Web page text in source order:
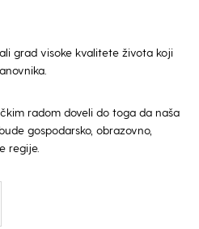
grad visoke kvalitete života koji
radom doveli do toga da naša
gospodarsko, obrazovno,
regije.